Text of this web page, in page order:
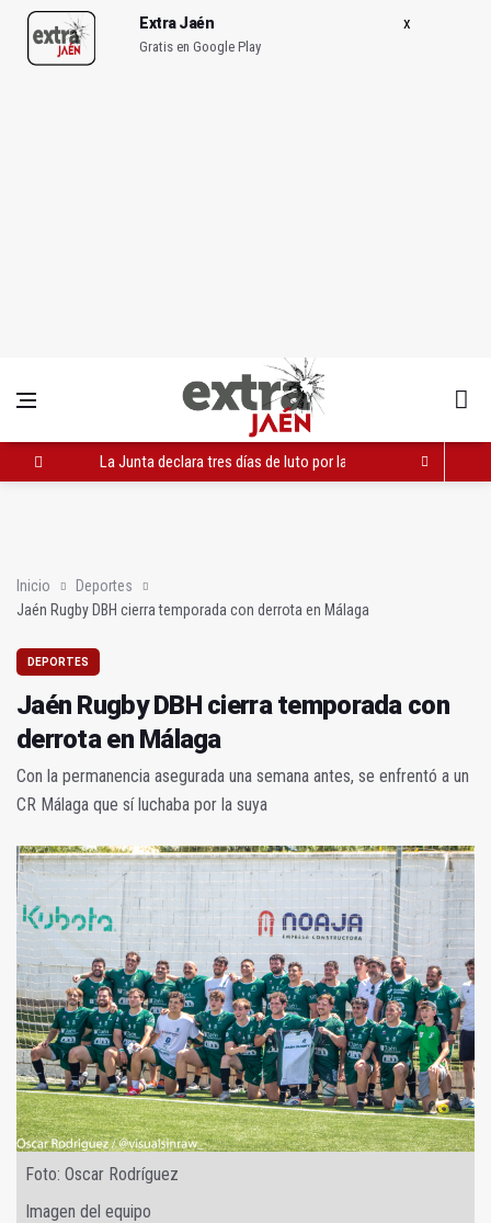
Extra Jaén
Gratis en Google Play
La Junta declara tres días de luto por la muerte de Gómez
Inicio
Deportes
Jaén Rugby DBH cierra temporada con derrota en Málaga
DEPORTES
Jaén Rugby DBH cierra temporada con
derrota en Málaga
Con la permanencia asegurada una semana antes, se enfrentó a un
CR Málaga que sí luchaba por la suya
Foto: Oscar Rodríguez
Imagen del equipo